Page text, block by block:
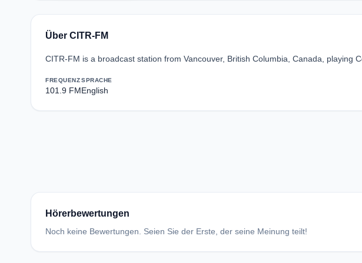
Über CITR-FM
CITR-FM is a broadcast station from Vancouver, British Columbia, Canada, playing
FREQUENZ
101.9 FM
SPRACHE
English
Hörerbewertungen
Noch keine Bewertungen. Seien Sie der Erste, der seine Meinung teilt!